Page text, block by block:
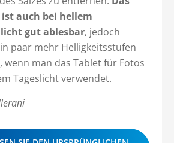
auch bei hellem
gut ablesbar, jedoch
paar mehr Helligkeitsstufen
wenn man das Tablet für Fotos
Tageslicht verwendet.